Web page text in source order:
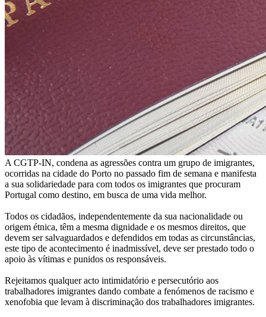
A CGTP-IN, condena as agressões contra um grupo de imigrantes,
ocorridas na cidade do Porto no passado fim de semana e manifesta
a sua solidariedade para com todos os imigrantes que procuram
Portugal como destino, em busca de uma vida melhor.
Todos os cidadãos, independentemente da sua nacionalidade ou
origem étnica, têm a mesma dignidade e os mesmos direitos, que
devem ser salvaguardados e defendidos em todas as circunstâncias,
este tipo de acontecimento é inadmissível, deve ser prestado todo o
apoio às vítimas e punidos os responsáveis.
Rejeitamos qualquer acto intimidatório e persecutório aos
trabalhadores imigrantes dando combate a fenómenos de racismo e
xenofobia que levam à discriminação dos trabalhadores imigrantes.